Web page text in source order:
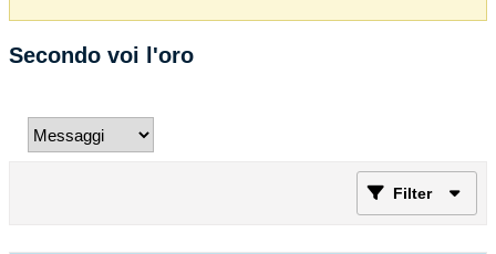
Secondo voi l'oro
Filter